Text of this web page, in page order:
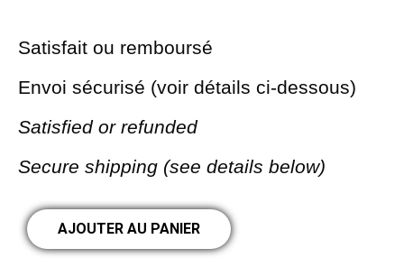
Satisfait ou remboursé
Envoi sécurisé (voir détails ci-dessous)
Satisfied or refunded
Secure shipping (see details below)
AJOUTER AU PANIER